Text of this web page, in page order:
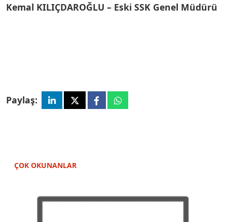
Kemal KILIÇDAROĞLU – Eski SSK Genel Müdürü
Paylaş:
ÇOK OKUNANLAR